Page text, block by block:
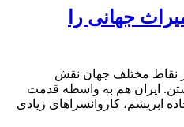
جهانی را
نقاط مختلف جهان نقش
ایران هم به واسطه قدمت
ابریشم، کاروانسراهای زیادی